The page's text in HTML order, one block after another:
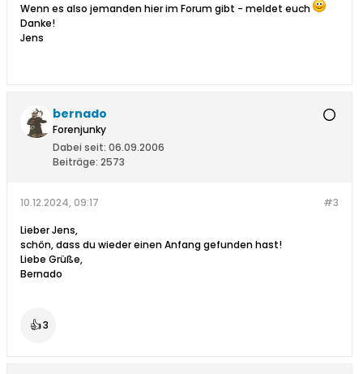
Wenn es also jemanden hier im Forum gibt - meldet euch
Danke!
Jens
bernado
Forenjunky
Dabei seit: 06.09.2006
Beiträge: 2573
#3
10.12.2024, 09:17
Lieber Jens,
schön, dass du wieder einen Anfang gefunden hast!
Liebe Grüße,
Bernado
👍3